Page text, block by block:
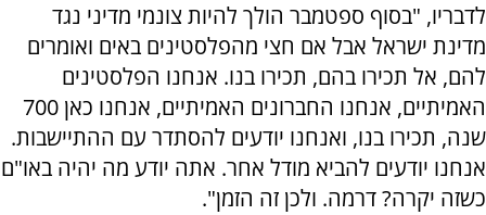
לדבריו, "בסוף ספטמבר הולך להיות צונמי מדיני נגד
מדינת ישראל אבל אם חצי מהפלסטינים באים ואומרים
להם, אל תכירו בהם, תכירו בנו. אנחנו הפלסטינים
האמיתיים, אנחנו החברונים האמיתיים, אנחנו כאן 700
שנה, תכירו בנו, ואנחנו יודעים להסתדר עם ההתיישבות.
אנחנו יודעים להביא מודל אחר. אתה יודע מה יהיה באו"ם
כשזה יקרה? דרמה. ולכן זה הזמן".